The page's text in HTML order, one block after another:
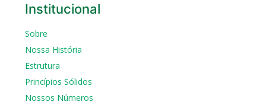
Institucional
Sobre
Nossa História
Estrutura
Princípios Sólidos
Nossos Números